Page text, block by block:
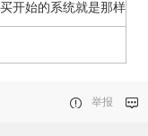
开始的系统就是那样
举报